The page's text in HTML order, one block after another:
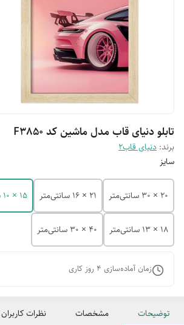
تابلو دنیای قاب مدل ماشین کد F3850
برند: دنیای قاب2
سایز
20 × 30 سانتی‌متر 21 × 16 سانتی‌متر 15 × 10 سانتی‌متر
18 × 13 سانتی‌متر 40 × 30 سانتی‌متر
زمان آماده‌سازی 4 روز کاری
توضیحات مشخصات نظرات کاربران